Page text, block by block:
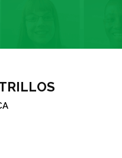
GUTIERREZ